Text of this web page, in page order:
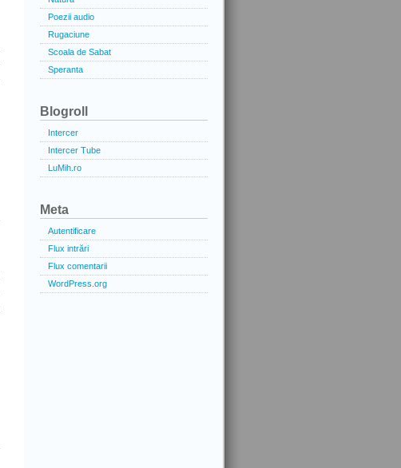
Poezii audio
Rugaciune
Scoala de Sabat
Speranta
Blogroll
Intercer
Intercer Tube
LuMih.ro
Meta
Autentificare
Flux intrări
Flux comentarii
WordPress.org